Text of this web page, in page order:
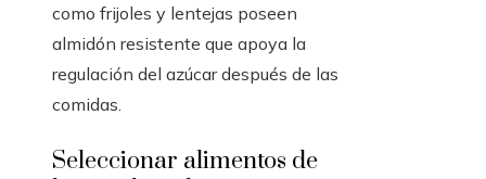
como frijoles y lentejas poseen
almidón resistente que apoya la
regulación del azúcar después de las
comidas.
Seleccionar alimentos de